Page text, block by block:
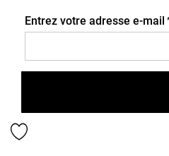
Entrez votre adresse e-mail
Ajouter aux favoris